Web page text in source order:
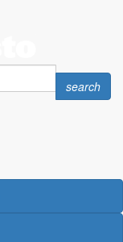
Search
search